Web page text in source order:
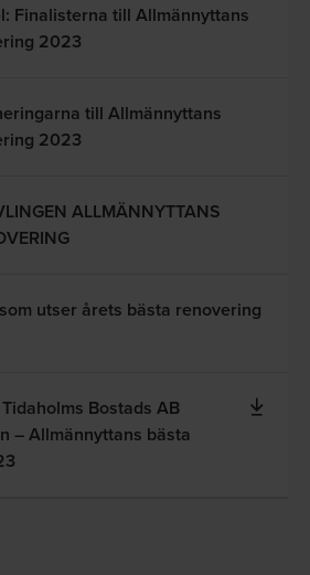
Finalisterna till Allmännyttans
2023
till Allmännyttans
2023
ALLMÄNNYTTANS
utser årets bästa renovering
Bostads AB
– Allmännyttans bästa